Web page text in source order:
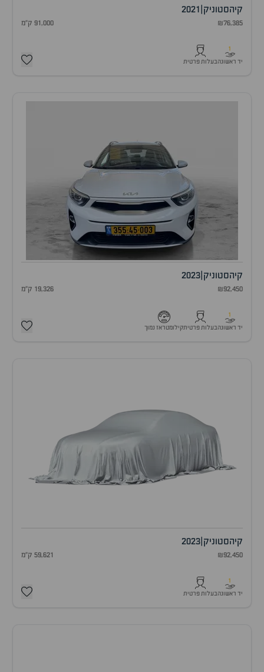
קיהסטוניק 2021
₪76,385 91,000 ק"מ
1
יד ראשונהבעלות פרטית
קיהסטוניק 2023
₪92,450 19,326 ק"מ
1
יד ראשונהבעלות פרטיתקילומטראז נמוך
קיהסטוניק 2023
₪92,450 59,621 ק"מ
1
יד ראשונהבעלות פרטית